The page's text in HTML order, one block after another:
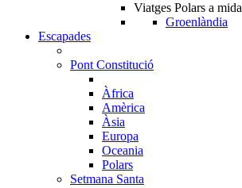
Viatges Polars a mida
Groenlàndia
Escapades
Pont Constitució
Àfrica
Amèrica
Àsia
Europa
Oceania
Polars
Setmana Santa